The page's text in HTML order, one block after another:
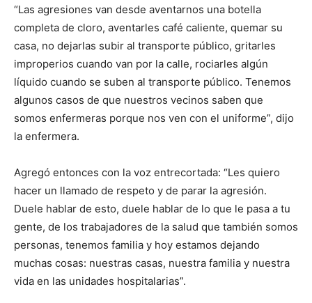
“Las agresiones van desde aventarnos una botella
completa de cloro, aventarles café caliente, quemar su
casa, no dejarlas subir al transporte público, gritarles
improperios cuando van por la calle, rociarles algún
líquido cuando se suben al transporte público. Tenemos
algunos casos de que nuestros vecinos saben que
somos enfermeras porque nos ven con el uniforme”, dijo
la enfermera.
Agregó entonces con la voz entrecortada: “Les quiero
hacer un llamado de respeto y de parar la agresión.
Duele hablar de esto, duele hablar de lo que le pasa a tu
gente, de los trabajadores de la salud que también somos
personas, tenemos familia y hoy estamos dejando
muchas cosas: nuestras casas, nuestra familia y nuestra
vida en las unidades hospitalarias”.